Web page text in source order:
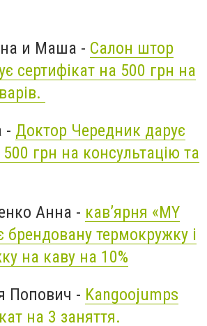
и Маша - Салон штор
сертифікат на 500 грн на
- Доктор Чередник дарує
грн на консультацію та
Анна - кав’ярня «MY
брендовану термокружку і
на каву на 10%
Попович - Kangoojumps
на 3 заняття.